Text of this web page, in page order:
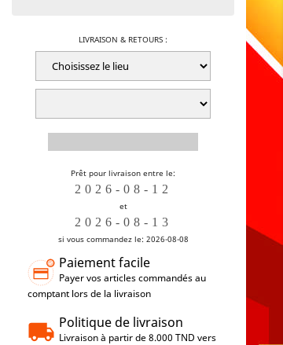
LIVRAISON & RETOURS :
Prêt pour livraison entre le:
et
si vous commandez le: 2026-08-08
Paiement facile
Payer vos articles commandés au
comptant lors de la livraison
Politique de livraison
Livraison à partir de 8.000 TND vers